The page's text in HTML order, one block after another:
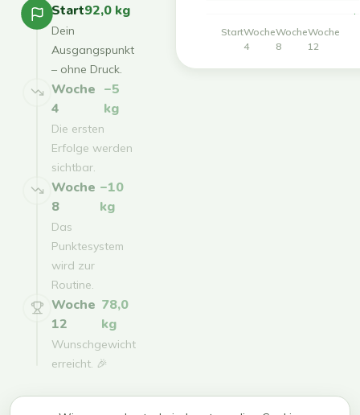
Start92,0 kg
Dein
Ausgangspunkt
– ohne Druck.
Woche
4
−5
kg
Die ersten
Erfolge werden
sichtbar.
Woche
8
−10
kg
Das
Punktesystem
wird zur
Routine.
Woche
12
78,0
kg
Wunschgewicht
erreicht. 🎉
StartWoche
4
Woche
8
Woche
12